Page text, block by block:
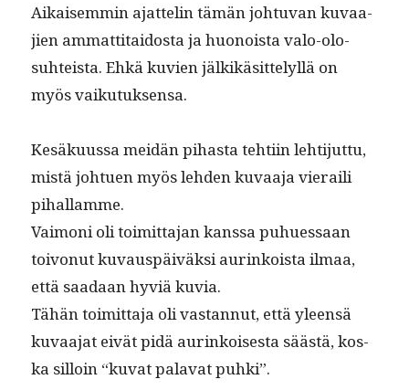
Aikaisem­min ajat­telin tämän johtu­van kuvaa­
jien ammat­ti­tai­dos­ta ja huonoista valo-olo­
suhteista. Ehkä kuvien jälkikäsit­te­lyl­lä on
myös vaikutuksensa.
Kesäku­us­sa mei­dän pihas­ta tehti­in lehti­jut­tu,
mis­tä johtuen myös lehden kuvaa­ja vieraili
pihallamme.
Vai­moni oli toimit­ta­jan kanssa puhues­saan
toivonut kuvaus­päiväk­si aurinkoista ilmaa,
että saadaan hyviä kuvia.
Tähän toimit­ta­ja oli vas­tan­nut, että yleen­sä
kuvaa­jat eivät pidä aurinkois­es­ta säästä, kos­
ka sil­loin “kuvat palavat puhki”.